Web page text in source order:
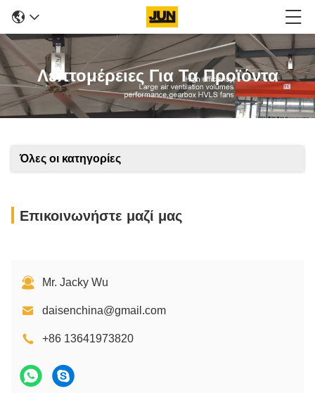
Λεπτομέρειες Για Τα Προϊόντα
Όλες οι κατηγορίες
Επικοινωνήστε μαζί μας
Mr. Jacky Wu
daisenchina@gmail.com
+86 13641973820